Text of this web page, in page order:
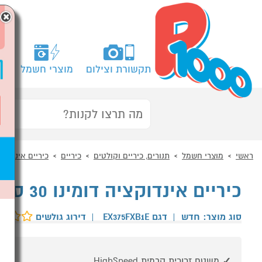
תקשורת וצילום מוצרי חשמל
ראשי מוצרי חשמל תנורים, כיריים וקולטים כיריים כיריים
כיריים אינדוקציה דומינו 30 ס"מ Siemens EX375FXB1E
סוג מוצר: חדש | דגם EX375FXB1E | דירוג גולשים
×